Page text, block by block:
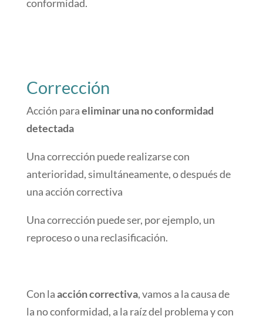
conformidad.
Corrección
Acción paraeliminar una no conformidad
detectada
Una corrección puede realizarse con
anterioridad, simultáneamente, o después de
una acción correctiva
Una corrección puede ser, por ejemplo, un
reproceso o una reclasificación.
Con laacción correctiva, vamos a la causa de
la no conformidad, a la raíz del problema y con